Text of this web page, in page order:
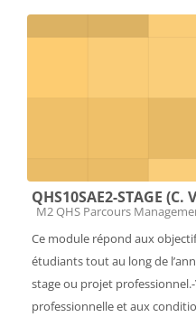
QHS10SAE2-STAGE (C.
Catégorie de cours
M2 QHS Parcours
Ce module répond aux
étudiants tout au long de
stage ou projet
professionnelle et aux